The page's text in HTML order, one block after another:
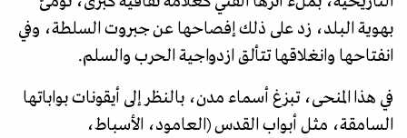
بهوية البلد، زد على ذلك إفصاحها عن جبروت السلطة، وفي
انفتاحها وانغلاقها تتألق ازدواجية الحرب والسلم.
في هذا المنحى، تبزغ أسماء مدن، بالنظر إلى أيقونات بواباتها
السامقة، مثل أبواب القدس (العامود، الأسباط،